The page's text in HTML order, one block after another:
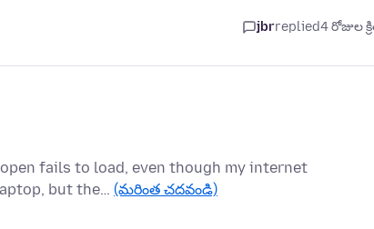
jbrreplied4 రోజుల
fails to load, even though my internet
but the… (మరింత చదవండి)